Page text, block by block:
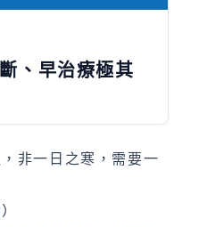
、早治療極其
非一日之寒，需要一